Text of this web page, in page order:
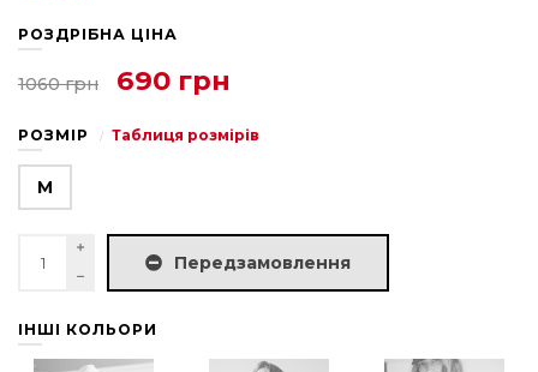
РОЗДРІБНА ЦІНА
1060 грн 690 грн
РОЗМІР Таблиця розмірів
M
Передзамовлення
ІНШІ КОЛЬОРИ